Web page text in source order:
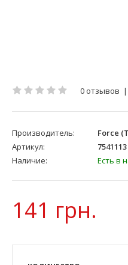
0 отзывов |
Производитель:
Force
Артикул:
7541113
Наличие:
Есть в
141 грн.